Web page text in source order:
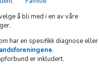
å bli med i en av våre
har en spesifikk diagnose eller
.
er inkludert.